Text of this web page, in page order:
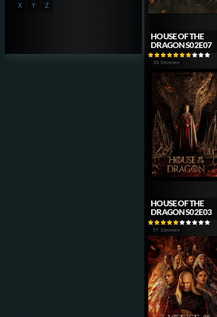
HOUSE OF THE
DRAGON S02E07
39 Stimmen
HOUSE OF THE
DRAGON S02E03
57 Stimmen
X
Y Z